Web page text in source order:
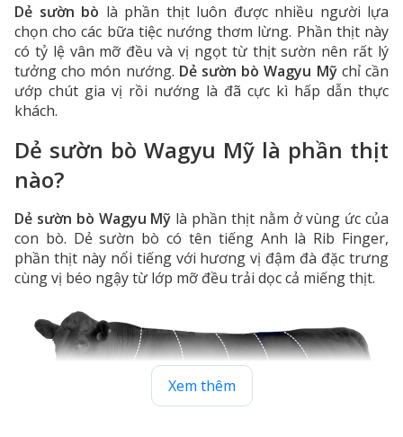
Dẻ sườn bò là phần thịt luôn được nhiều người lựa
chọn cho các bữa tiệc nướng thơm lừng. Phần thịt này
có tỷ lệ vân mỡ đều và vị ngọt từ thịt sườn nên rất lý
tưởng cho món nướng. Dẻ sườn bò Wagyu Mỹchỉ cần
ướp chút gia vị rồi nướng là đã cực kì hấp dẫn thực
khách.
Dẻ sườn bò Wagyu Mỹ là phần thịt
nào?
Dẻ sườn bò Wagyu Mỹ là phần thịt nằm ở vùng ức của
con bò. Dẻ sườn bò có tên tiếng Anh là Rib Finger,
phần thịt này nổi tiếng với hương vị đậm đà đặc trưng
cùng vị béo ngậy từ lớp mỡ đều trải dọc cả miếng thịt.
Xem thêm